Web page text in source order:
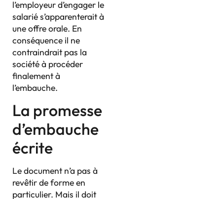
l’employeur d’engager le
salarié s’apparenterait à
une offre orale. En
conséquence il ne
contraindrait pas la
société à procéder
finalement à
l’embauche.
La promesse
d’embauche
écrite
Le document n’a pas à
revêtir de forme en
particulier. Mais il doit